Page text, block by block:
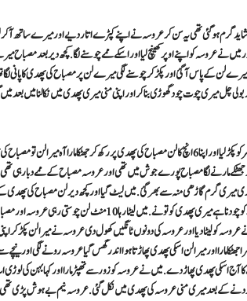
میں نے عروسہ کو اپنے اوپر کھینچ لیا اور اسکے ممے چوسنے لگا.کچھ دیر بعد
لن کے پاس آگئ اور پکڑ کر چوسنے لگی میرے لن پر مصباح کی پھدی کا پانی لگا
میں نے مصباح کی کمر کو پکڑ لیا اور اپنا 6 انچ کا لن مصباح کی پھدی پر رکھ کر
مارنے لگا مصباح پورے جوش میں تھی اور عروسہ مصباح کے ممے دبا رہی
میری گرم گاڑھی منہ سے بھر گئ. میں لیٹ گیا اور کچھ دیر لن مصباح کی پھدی
یاسر چل تیار کر لوڑے کو چودنا ہے میری پھدی کو تو
عروسہ کو لیٹا دیا اور عروسہ کی دونوں ٹانگیں کھول دی عروسہ نے میرا لن پکڑ کر
مارا اور میرا لن اسکی پھدی پھاڑتا ہوا اندر گھس گیا عروسہ رونے لگی اور
اسکی پھدی پھاڑ دے. میں نے عروسہ کو زور سے تھپڑ مارا اور کہا بہن کی
10 منٹ چودنے کے بعد میری منی عروسہ کی پھدی میں نکل گئی. عروسہ نیم بےہوش پڑی